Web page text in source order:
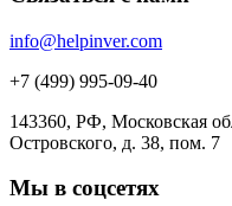
info@helpinver.com
+7 (499) 995-09-40
143360, РФ, Московская
Островского, д. 38, пом. 7
Мы в соцсетях